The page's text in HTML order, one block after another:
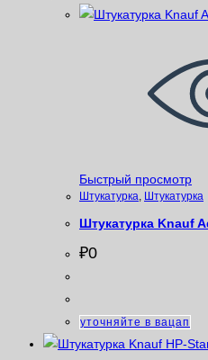
Быстрый просмотр
Штукатурка, Штукатурка
Штукатурка Knauf
₽0
уточняйте в вацап